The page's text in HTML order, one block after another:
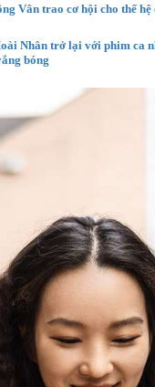
Vân trao cơ hội cho thế
Nhân trở lại với phim ca
bóng